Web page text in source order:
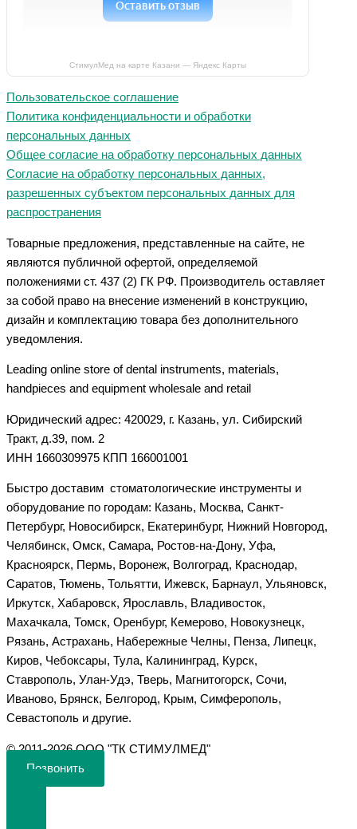
СтимулМед на карте Казани — Яндекс Карты
Пользовательское соглашение
Политика конфиденциальности и обработки
персональных данных
Общее согласие на обработку персональных данных
Согласие на обработку персональных данных,
разрешенных субъектом персональных данных для
распространения
Товарные предложения, представленные на сайте, не
являются публичной офертой, определяемой
положениями ст. 437 (2) ГК РФ. Производитель оставляет
за собой право на внесение изменений в конструкцию,
дизайн и комплектацию товара без дополнительного
уведомления.
Leading online store of dental instruments, materials,
handpieces and equipment wholesale and retail
Юридический адрес: 420029, г. Казань, ул. Сибирский
Тракт, д.39, пом. 2
ИНН 1660309975 КПП 166001001
Быстро доставим стоматологические инструменты и
оборудование по городам: Казань, Москва, Санкт-
Петербург, Новосибирск, Екатеринбург, Нижний Новгород,
Челябинск, Омск, Самара, Ростов-на-Дону, Уфа,
Красноярск, Пермь, Воронеж, Волгоград, Краснодар,
Саратов, Тюмень, Тольятти, Ижевск, Барнаул, Ульяновск,
Иркутск, Хабаровск, Ярославль, Владивосток,
Махачкала, Томск, Оренбург, Кемерово, Новокузнецк,
Рязань, Астрахань, Набережные Челны, Пенза, Липецк,
Киров, Чебоксары, Тула, Калининград, Курск,
Ставрополь, Улан-Удэ, Тверь, Магнитогорск, Сочи,
Иваново, Брянск, Белгород, Крым, Симферополь,
Севастополь и другие.
©️ 2011-2026 ООО "ТК СТИМУЛМЕД"
Позвонить